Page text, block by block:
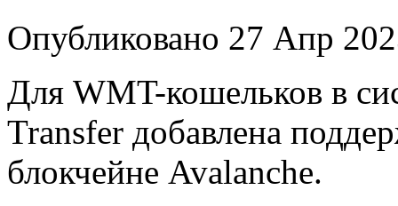
Опубликовано 27 Апр
Для WMT-кошельков в
Transfer добавлена
блокчейне Avalanche.